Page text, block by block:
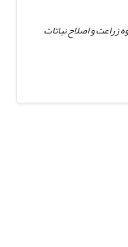
زراعت و اصلاح نباتات